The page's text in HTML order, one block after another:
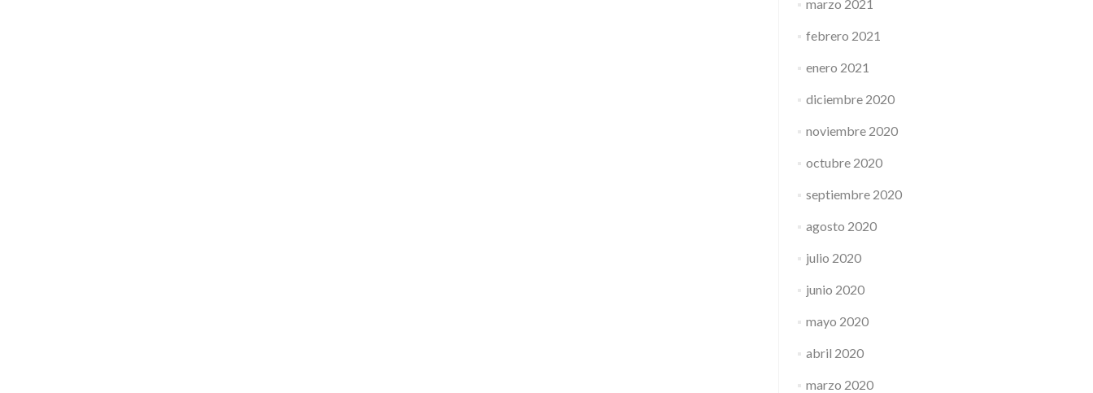
marzo 2021
febrero 2021
enero 2021
diciembre 2020
noviembre 2020
octubre 2020
septiembre 2020
agosto 2020
julio 2020
junio 2020
mayo 2020
abril 2020
marzo 2020